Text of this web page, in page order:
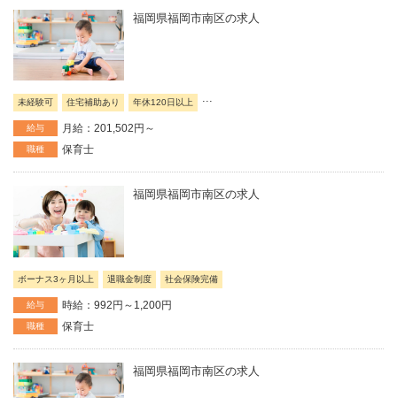
福岡県福岡市南区の求人
未経験可 住宅補助あり 年休120日以上 ...
給与 月給：201,502円～
職種 保育士
福岡県福岡市南区の求人
ボーナス3ヶ月以上 退職金制度 社会保険完備
給与 時給：992円～1,200円
職種 保育士
福岡県福岡市南区の求人